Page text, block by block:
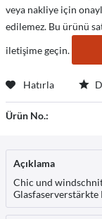
veya nakliye için
edilemez. Bu ürünü
iletişime geçin.
Hatırla
Ürün No.:
Açıklama
Chic und
Glasfaserverstärkte